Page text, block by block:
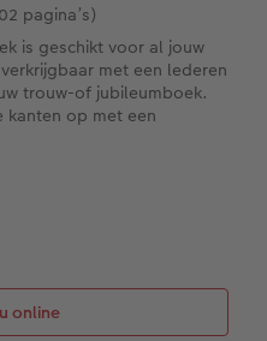
in lijst
pagina’s)
is geschikt voor al jouw
met een lederen
trouw-of jubileumboek.
kanten op met een